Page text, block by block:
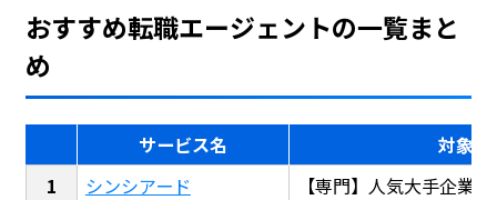
おすすめ転職エージェントの一覧まと
め
サービス名
対象
シンシアード
【専門】人気大手企業